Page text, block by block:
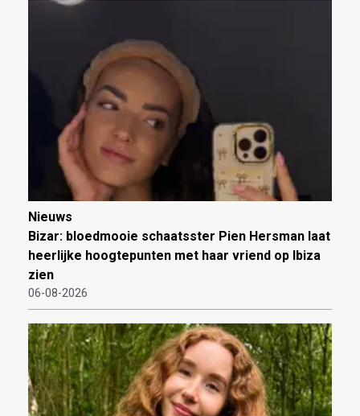
Nieuws
Bizar: bloedmooie schaatsster Pien Hersman laat
heerlijke hoogtepunten met haar vriend op Ibiza
zien
06-08-2026